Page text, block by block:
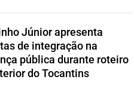
Júnior apresenta
de integração na
pública durante roteiro
do Tocantins